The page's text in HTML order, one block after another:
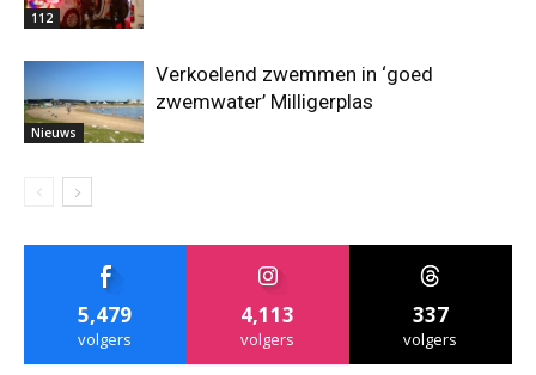
112
Nieuws
Verkoelend zwemmen in ‘goed
zwemwater’ Milligerplas
5,479
volgers
4,113
volgers
337
volgers